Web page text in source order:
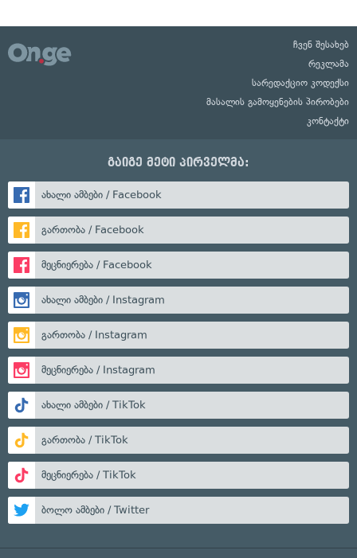
ჩვენ შესახებ
რეკლამა
სარედაქციო კოდექსი
მასალის გამოყენების პირობები
კონტაქტი
გაიგე მეტი პირველმა:
ახალი ამბები / Facebook
გართობა / Facebook
მეცნიერება / Facebook
ახალი ამბები / Instagram
გართობა / Instagram
მეცნიერება / Instagram
ახალი ამბები / TikTok
გართობა / TikTok
მეცნიერება / TikTok
ბოლო ამბები / Twitter